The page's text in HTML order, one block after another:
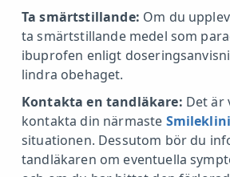
Ta smärtstillande: Om du
ta smärtstillande medel som
ibuprofen enligt
lindra obehaget.
Kontakta en tandläkare: Det är
kontakta din närmaste
situationen. Dessutom bör du
tandläkaren om eventuella